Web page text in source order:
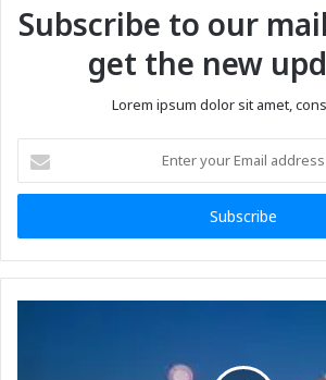
Subscribe to our
get the new
Lorem ipsum dolor sit amet,
your
Email